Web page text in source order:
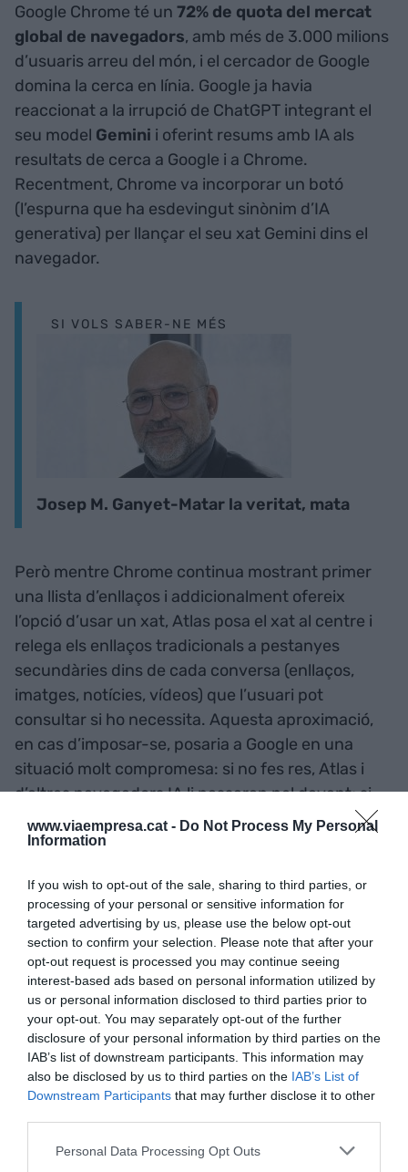
www.viaempresa.cat - Do Not Process My Personal
Information
If you wish to opt-out of the sale, sharing to third parties, or
processing of your personal or sensitive information for
targeted advertising by us, please use the below opt-out
section to confirm your selection. Please note that after your
opt-out request is processed you may continue seeing
interest-based ads based on personal information utilized by
us or personal information disclosed to third parties prior to
your opt-out. You may separately opt-out of the further
disclosure of your personal information by third parties on the
IAB’s list of downstream participants. This information may
also be disclosed by us to third parties on the IAB’s List of
Downstream Participants that may further disclose it to other
Personal Data Processing Opt Outs
Google Chrome té un 72% de quota del mercat
global de navegadors, amb més de 3.000 milions
d’usuaris arreu del món, i el cercador de Google
domina la cerca en línia. Google ja havia
reaccionat a la irrupció de ChatGPT integrant el
seu model Gemini i oferint resums amb IA als
resultats de cerca a Google i a Chrome.
Recentment, Chrome va incorporar un botó
(l’espurna que ha esdevingut sinònim d’IA
generativa) per llançar el seu xat Gemini dins el
navegador.
SI VOLS SABER-NE MÉS
Josep M. Ganyet-Matar la veritat, mata
Però mentre Chrome continua mostrant primer
una llista d’enllaços i addicionalment ofereix
l’opció d’usar un xat, Atlas posa el xat al centre i
relega els enllaços tradicionals a pestanyes
secundàries dins de cada conversa (enllaços,
imatges, notícies, vídeos) que l’usuari pot
consultar si ho necessita. Aquesta aproximació,
en cas d’imposar-se, posaria a Google en una
situació molt compromesa: si no fes res, Atlas i
d’altres navegadors IA li passaran pel davant; si
fes el mateix i seguís a roda, canibalitzaria el seu
model de negoci.
TambéApplepodria veure’s pressionada. El seu
navegador,Safari, no ofereix cap mena
d’assistent intel·ligent integrat (Apple ha entrat
tard i malament a la cursa de la IA). Si Atlas té èxit
i apareixen versions per a iPhone, iPad o, si al Mac
substitueix Safari, Apple es veuria empesa a
contracor a incorporar funcionalitats d’IA dins el
seu navegador.
L’arribada d’Atlas intensifica la “guerra dels
navegadors amb IA”, on ja competien altres